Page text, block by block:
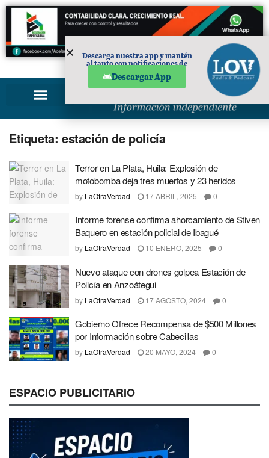
PUBLICIDAD
Etiqueta: estación de policía
Terror en La Plata, Huila: Explosión de
motobomba deja tres muertos y 23 heridos
by LaOtraVerdad 17 ABRIL, 2025 0
Informe forense confirma ahorcamiento de Stiven
Baquero en estación policial de Ibagué
by LaOtraVerdad 10 ENERO, 2025 0
Nuevo ataque con drones golpea Estación de
Policía en Anzoátegui
by LaOtraVerdad 17 AGOSTO, 2024 0
Gobierno Ofrece Recompensa de $500 Millones
por Información sobre Cabecillas
by LaOtraVerdad 20 MAYO, 2024 0
ESPACIO PUBLICITARIO
Descarga nuestra app y mantén
al tanto con notificaciones de
Descargar App